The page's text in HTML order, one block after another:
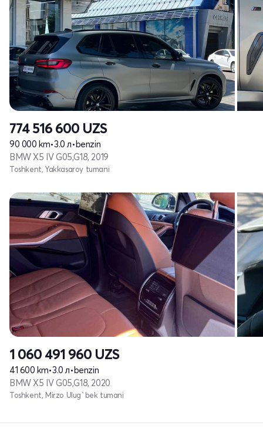
774 516 600 UZS
90 000 km•3.0 л•benzin
BMW X5 IV G05,G18, 2019
Toshkent, Yakkasaroy tumani
1 060 491 960 UZS
41 600 km•3.0 л•benzin
BMW X5 IV G05,G18, 2020
Toshkent, Mirzo Ulug`bek tumani